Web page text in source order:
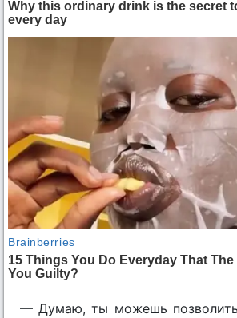
— Думаю, ты можешь позволить